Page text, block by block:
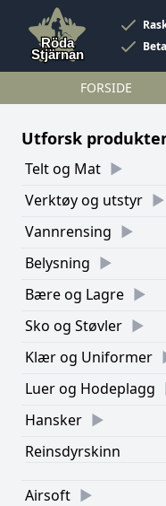
FORSIDE
Utforsk
Telt og Mat
Verktøy og utstyr
Vannrensing
Belysning
Bære og Lagre
Sko og Støvler
Klær og Uniformer
Luer og Hodeplagg
Hansker
Reinsdyrskinn
Airsoft